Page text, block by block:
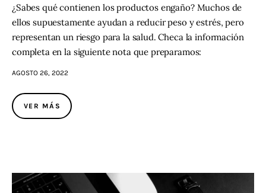
¿Sabes qué contienen los productos engaño? Muchos de
ellos supuestamente ayudan a reducir peso y estrés, pero
representan un riesgo para la salud. Checa la información
completa en la siguiente nota que preparamos:
AGOSTO 26, 2022
VER MÁS